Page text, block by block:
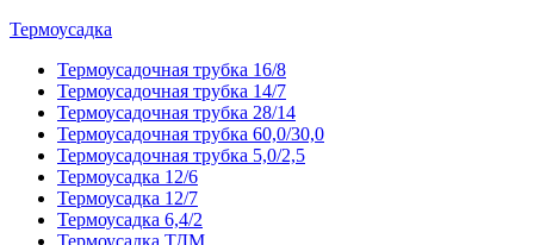
Термоусадка
Термоусадочная трубка 16/8
Термоусадочная трубка 14/7
Термоусадочная трубка 28/14
Термоусадочная трубка 60,0/30,0
Термоусадочная трубка 5,0/2,5
Термоусадка 12/6
Термоусадка 12/7
Термоусадка 6,4/2
Термоусадка ТДМ